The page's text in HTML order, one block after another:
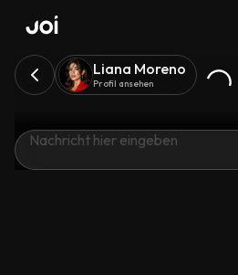
Liana Moreno
Profil ansehen